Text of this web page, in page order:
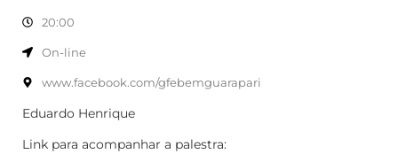
20:00
On-line
www.facebook.com/gfebemguarapari
Eduardo Henrique
Link para acompanhar a palestra: